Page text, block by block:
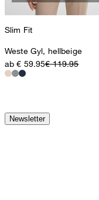
Slim Fit
Weste Gyl, hellbeige
ab € 59.95€ 119.95
Newsletter